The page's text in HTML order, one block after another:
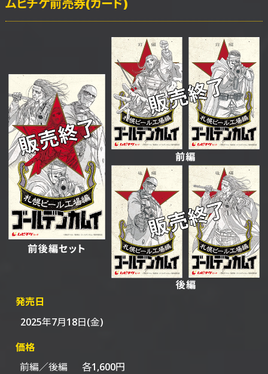
発売日
2025年7月18日(金)
価格
前編／後編
各1,600円